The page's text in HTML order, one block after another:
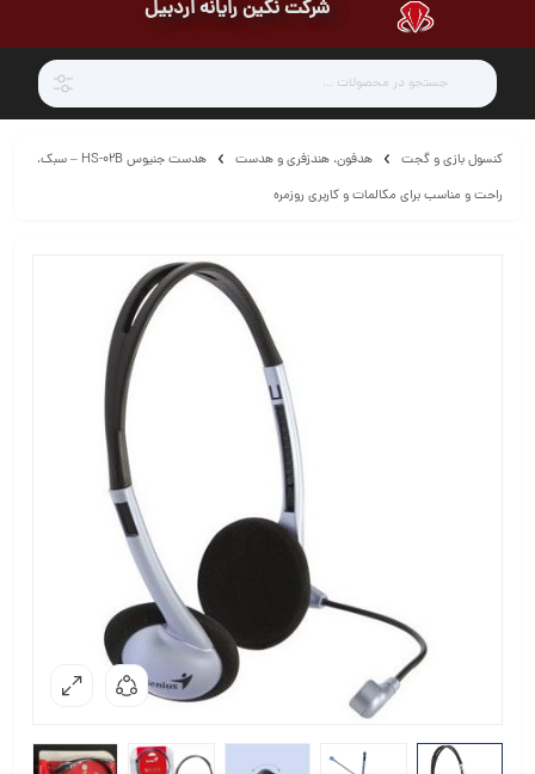
شرکت نگین رایانه اردبیل
کنسول بازی و گجت هدفون، هندزفری و هدست
هدست جنیوس HS-02B – سبک،
راحت و مناسب برای مکالمات و کاربری روزمره